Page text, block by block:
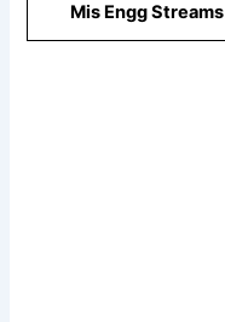
Mis Engg Streams